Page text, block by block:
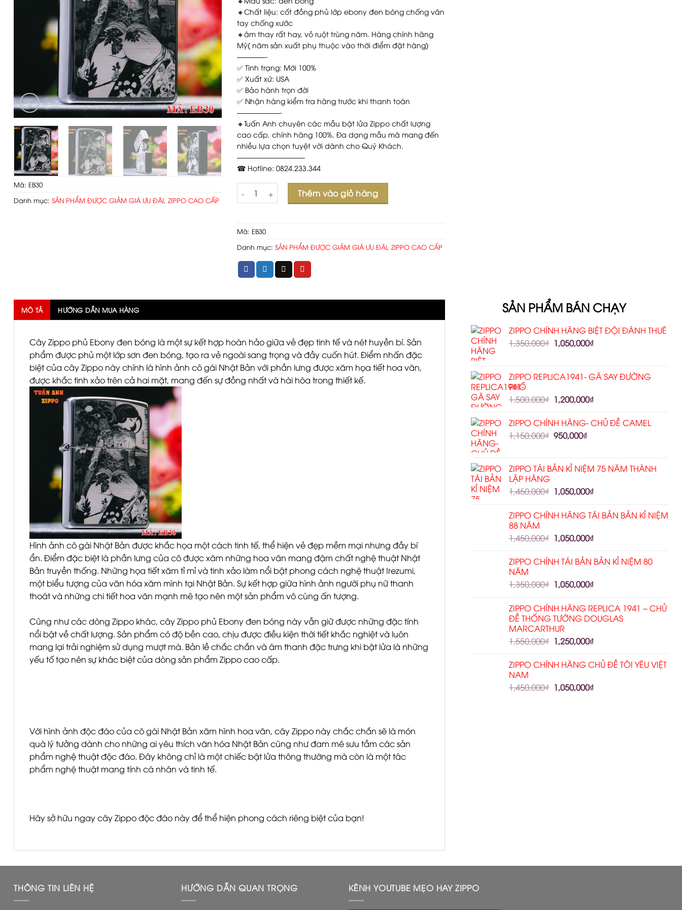
Mã: EB30
Danh mục: SẢN PHẨM ĐƯỢC GIẢM GIÁ ƯU ĐÃI, ZIPPO CAO CẤP
🔸Chất liệu: cốt đồng phủ lớp ebony đen bóng chống vân
tay chống xước
🔸âm thay rất hay, vỏ ruột trùng năm. Hàng chính hãng
Mỹ( năm sản xuất phụ thuộc vào thời điểm đặt hàng)
————-
✅ Tình trạng: Mới 100%
✅ Xuất xứ: USA
✅ Bảo hành trọn đời
✅ Nhận hàng kiểm tra hàng trước khi thanh toán
——————-
🔸Tuấn Anh chuyên các mẫu bật lửa Zippo chất lượng
cao cấp, chính hãng 100%. Đa dạng mẫu mã mang đến
nhiều lựa chọn tuyệt vời dành cho Quý Khách.
—————————–
☎ Hotline: 0824.233.344
Số lượng Thêm vào giỏ hàng
Mã: EB30
Danh mục: SẢN PHẨM ĐƯỢC GIẢM GIÁ ƯU ĐÃI, ZIPPO CAO CẤP
MÔ TẢ HƯỚNG DẪN MUA HÀNG
Cây Zippo phủ Ebony đen bóng là một sự kết hợp hoàn hảo giữa vẻ đẹp tinh tế và nét huyền bí. Sản
phẩm được phủ một lớp sơn đen bóng, tạo ra vẻ ngoài sang trọng và đầy cuốn hút. Điểm nhấn đặc
biệt của cây Zippo này chính là hình ảnh cô gái Nhật Bản với phần lưng được xăm họa tiết hoa văn,
được khắc tinh xảo trên cả hai mặt, mang đến sự đồng nhất và hài hòa trong thiết kế.
Hình ảnh cô gái Nhật Bản được khắc họa một cách tinh tế, thể hiện vẻ đẹp mềm mại nhưng đầy bí
ẩn. Điểm đặc biệt là phần lưng của cô được xăm những hoa văn mang đậm chất nghệ thuật Nhật
Bản truyền thống. Những họa tiết xăm tỉ mỉ và tinh xảo làm nổi bật phong cách nghệ thuật Irezumi,
một biểu tượng của văn hóa xăm mình tại Nhật Bản. Sự kết hợp giữa hình ảnh người phụ nữ thanh
thoát và những chi tiết hoa văn mạnh mẽ tạo nên một sản phẩm vô cùng ấn tượng.
Cũng như các dòng Zippo khác, cây Zippo phủ Ebony đen bóng này vẫn giữ được những đặc tính
nổi bật về chất lượng. Sản phẩm có độ bền cao, chịu được điều kiện thời tiết khắc nghiệt và luôn
mang lại trải nghiệm sử dụng mượt mà. Bản lề chắc chắn và âm thanh đặc trưng khi bật lửa là những
yếu tố tạo nên sự khác biệt của dòng sản phẩm Zippo cao cấp.
Với hình ảnh độc đáo của cô gái Nhật Bản xăm hình hoa văn, cây Zippo này chắc chắn sẽ là món
quà lý tưởng dành cho những ai yêu thích văn hóa Nhật Bản cũng như đam mê sưu tầm các sản
phẩm nghệ thuật độc đáo. Đây không chỉ là một chiếc bật lửa thông thường mà còn là một tác
phẩm nghệ thuật mang tính cá nhân và tinh tế.
Hãy sở hữu ngay cây Zippo độc đáo này để thể hiện phong cách riêng biệt của bạn!
SẢN PHẨM BÁN CHẠY
ZIPPO CHÍNH HÃNG BIỆT ĐỘI ĐÁNH THUÊ
1,350,000₫ 1,050,000₫
ZIPPO REPLICA1941- GÃ SAY ĐƯỜNG
PHỐ
1,500,000₫ 1,200,000₫
ZIPPO CHÍNH HÃNG- CHỦ ĐỀ CAMEL
1,150,000₫ 950,000₫
ZIPPO TÁI BẢN KỈ NIỆM 75 NĂM THÀNH
LẬP HÃNG
1,450,000₫ 1,050,000₫
ZIPPO CHÍNH HÃNG TÁI BẢN BẢN KỈ NIỆM
88 NĂM
1,450,000₫ 1,050,000₫
ZIPPO CHÍNH TÁI BẢN BẢN KỈ NIỆM 80
NĂM
1,350,000₫ 1,050,000₫
ZIPPO CHÍNH HÃNG REPLICA 1941 – CHỦ
ĐỀ THỐNG TƯỚNG DOUGLAS
MARCARTHUR
1,550,000₫ 1,250,000₫
ZIPPO CHÍNH HÃNG CHỦ ĐỀ TÔI YÊU VIỆT
NAM
1,450,000₫ 1,050,000₫
THÔNG TIN LIÊN HỆ HƯỚNG DẪN QUAN TRỌNG KÊNH YOUTUBE MẸO HAY ZIPPO